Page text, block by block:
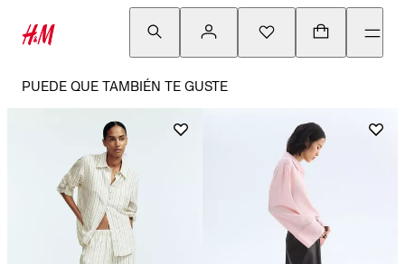
PUEDE QUE TAMBIÉN TE GUSTE